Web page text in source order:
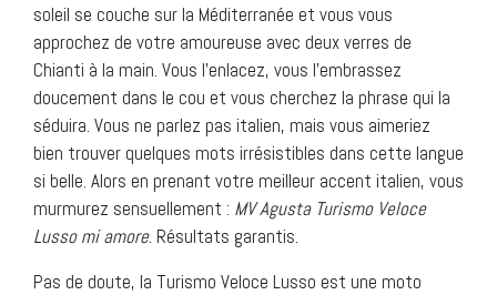
soleil se couche sur la Méditerranée et vous vous
approchez de votre amoureuse avec deux verres de
Chianti à la main. Vous l’enlacez, vous l’embrassez
doucement dans le cou et vous cherchez la phrase qui la
séduira. Vous ne parlez pas italien, mais vous aimeriez
bien trouver quelques mots irrésistibles dans cette langue
si belle. Alors en prenant votre meilleur accent italien, vous
murmurez sensuellement : MV Agusta Turismo Veloce
Lusso mi amore. Résultats garantis.
Pas de doute, la Turismo Veloce Lusso est une moto